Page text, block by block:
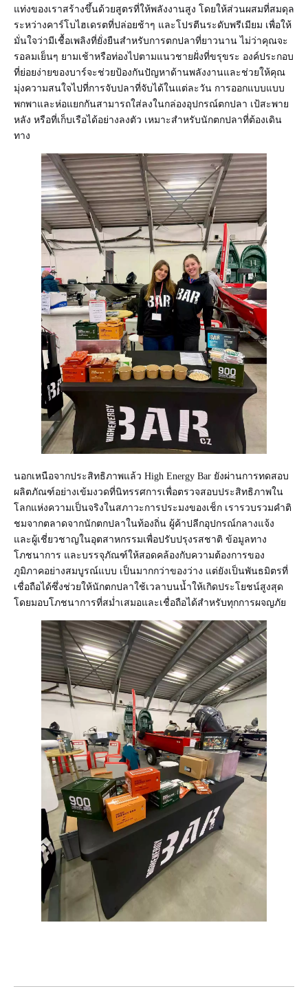
แท่งของเราสร้างขึ้นด้วยสูตรที่ให้พลังงานสูง โดยให้ส่วนผสมที่สมดุล
ระหว่างคาร์โบไฮเดรตที่ปล่อยช้าๆ และโปรตีนระดับพรีเมียม เพื่อให้
มั่นใจว่ามีเชื้อเพลิงที่ยั่งยืนสำหรับการตกปลาที่ยาวนาน ไม่ว่าคุณจะ
รอลมเย็นๆ ยามเช้าหรือท่องไปตามแนวชายฝั่งที่ขรุขระ องค์ประกอบ
ที่ย่อยง่ายของบาร์จะช่วยป้องกันปัญหาด้านพลังงานและช่วยให้คุณ
มุ่งความสนใจไปที่การจับปลาที่จับได้ในแต่ละวัน การออกแบบแบบ
พกพาและห่อแยกกันสามารถใส่ลงในกล่องอุปกรณ์ตกปลา เป้สะพาย
หลัง หรือที่เก็บเรือได้อย่างลงตัว เหมาะสำหรับนักตกปลาที่ต้องเดิน
ทาง
นอกเหนือจากประสิทธิภาพแล้ว High Energy Bar ยังผ่านการทดสอบ
ผลิตภัณฑ์อย่างเข้มงวดที่นิทรรศการเพื่อตรวจสอบประสิทธิภาพใน
โลกแห่งความเป็นจริงในสภาวะการประมงของเช็ก เรารวบรวมคำติ
ชมจากตลาดจากนักตกปลาในท้องถิ่น ผู้ค้าปลีกอุปกรณ์กลางแจ้ง
และผู้เชี่ยวชาญในอุตสาหกรรมเพื่อปรับปรุงรสชาติ ข้อมูลทาง
โภชนาการ และบรรจุภัณฑ์ให้สอดคล้องกับความต้องการของ
ภูมิภาคอย่างสมบูรณ์แบบ เป็นมากกว่าของว่าง แต่ยังเป็นพันธมิตรที่
เชื่อถือได้ซึ่งช่วยให้นักตกปลาใช้เวลาบนน้ำให้เกิดประโยชน์สูงสุด
โดยมอบโภชนาการที่สม่ำเสมอและเชื่อถือได้สำหรับทุกการผจญภัย